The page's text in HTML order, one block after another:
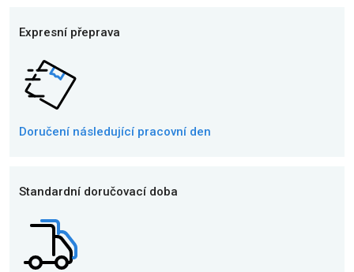
Expresní přeprava
Doručení následující pracovní den
Standardní doručovací doba